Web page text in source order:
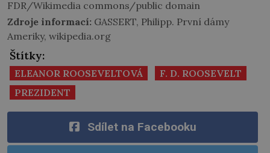
FDR/Wikimedia commons/public domain
Zdroje informací: GASSERT, Philipp. První dámy
Ameriky, wikipedia.org
Štítky:
ELEANOR ROOSEVELTOVÁ
F. D. ROOSEVELT
PREZIDENT
Sdílet na Facebooku